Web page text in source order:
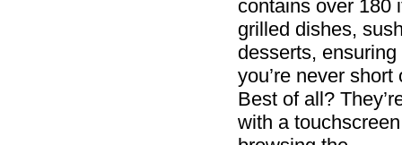
contains over 180
grilled dishes,
desserts, ensuring
you’re never
Best of all?
with a